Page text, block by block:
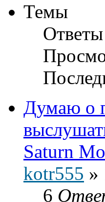
Темы
Ответы
Думаю о
Saturn
kotr555 »
6